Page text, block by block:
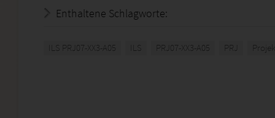
Enthaltene Schlagworte:
ILS PRJ07-XX3-A05 ILS PRJ07-XX3-A05 PRJ